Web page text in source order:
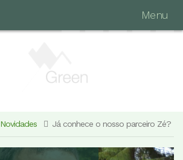
Menu
Novidades Já conhece o nosso parceiro Zé?